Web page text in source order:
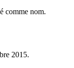
comme nom.
2015.